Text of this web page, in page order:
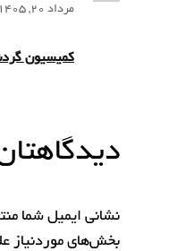
مرداد 20, 1405
کمیسیون
نشانی ایمیل شما
بخش‌های موردنیاز